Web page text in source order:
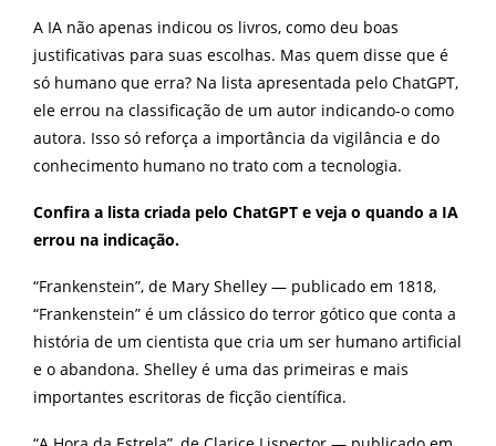
A IA não apenas indicou os livros, como deu boas
justificativas para suas escolhas. Mas quem disse que é
só humano que erra? Na lista apresentada pelo ChatGPT,
ele errou na classificação de um autor indicando-o como
autora. Isso só reforça a importância da vigilância e do
conhecimento humano no trato com a tecnologia.
Confira a lista criada pelo ChatGPT e veja o quando a IA
errou na indicação.
“Frankenstein”, de Mary Shelley — publicado em 1818,
“Frankenstein” é um clássico do terror gótico que conta a
história de um cientista que cria um ser humano artificial
e o abandona. Shelley é uma das primeiras e mais
importantes escritoras de ficção científica.